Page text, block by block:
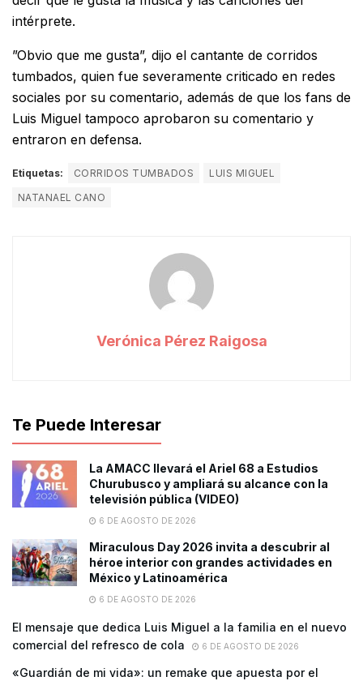
intérprete.
”Obvio que me gusta”, dijo el cantante de corridos
tumbados, quien fue severamente criticado en redes
sociales por su comentario, además de que los fans de
Luis Miguel tampoco aprobaron su comentario y
entraron en defensa.
Etiquetas: CORRIDOS TUMBADOS
LUIS MIGUEL
NATANAEL CANO
Verónica Pérez Raigosa
Te Puede Interesar
La AMACC llevará el Ariel 68 a Estudios
Churubusco y ampliará su alcance con la
televisión pública (VIDEO)
6 DE AGOSTO DE 2026
Miraculous Day 2026 invita a descubrir al
héroe interior con grandes actividades en
México y Latinoamérica
6 DE AGOSTO DE 2026
El mensaje que dedica Luis Miguel a la familia en el nuevo
comercial del refresco de cola
6 DE AGOSTO DE 2026
«Guardián de mi vida»: un remake que apuesta por el